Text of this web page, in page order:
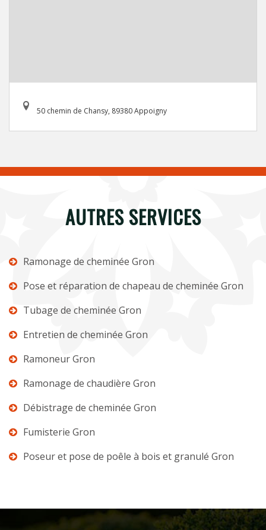
50 chemin de Chansy, 89380 Appoigny
AUTRES SERVICES
Ramonage de cheminée Gron
Pose et réparation de chapeau de cheminée Gron
Tubage de cheminée Gron
Entretien de cheminée Gron
Ramoneur Gron
Ramonage de chaudière Gron
Débistrage de cheminée Gron
Fumisterie Gron
Poseur et pose de poêle à bois et granulé Gron